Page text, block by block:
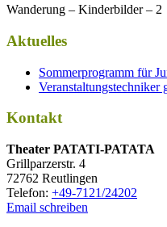
Wanderung – Kinderbilder – 2
Aktuelles
Sommerprogramm für
Veranstaltungstechniker
Kontakt
Thea­ter PATATI-PATATA
Grill­par­zer­str. 4
72762 Reutlingen
Tele­fon: +49-7121/24202
Email schreiben